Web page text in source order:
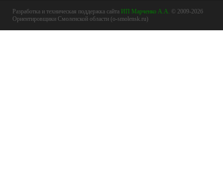
Разработка и техническая поддержка сайта ИП Марченко А.А. © 2009-2026
Ориентировщики Смоленской области (o-smolensk.ru)